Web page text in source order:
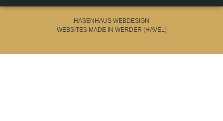
HASENHAUS WEBDESIGN
WEBSITES MADE IN WERDER (HAVEL)